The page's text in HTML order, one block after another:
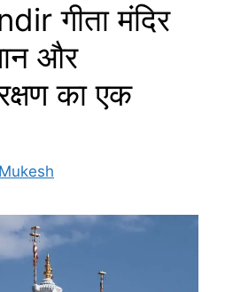
गीता मंदिर
और
का एक
Mukesh